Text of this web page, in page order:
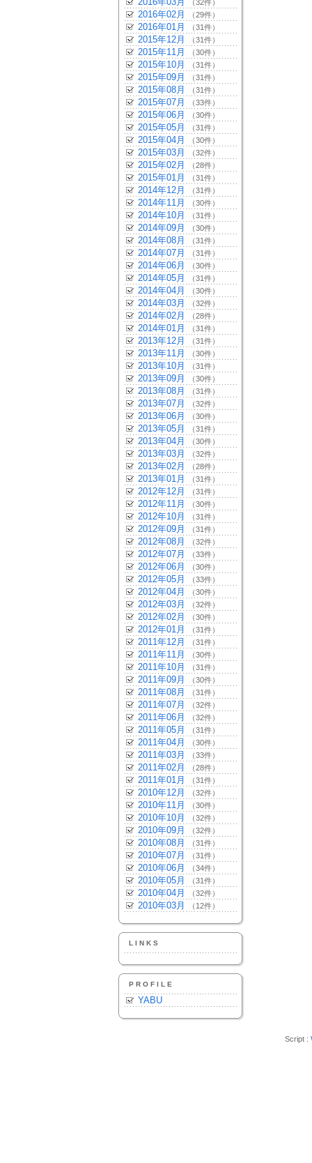
（32件）
2016年02月 （29件）
2016年01月 （31件）
2015年12月 （31件）
2015年11月 （30件）
2015年10月 （31件）
2015年09月 （31件）
2015年08月 （31件）
2015年07月 （33件）
2015年06月 （30件）
2015年05月 （31件）
2015年04月 （30件）
2015年03月 （32件）
2015年02月 （28件）
2015年01月 （31件）
2014年12月 （31件）
2014年11月 （30件）
2014年10月 （31件）
2014年09月 （30件）
2014年08月 （31件）
2014年07月 （31件）
2014年06月 （30件）
2014年05月 （31件）
2014年04月 （30件）
2014年03月 （32件）
2014年02月 （28件）
2014年01月 （31件）
2013年12月 （31件）
2013年11月 （30件）
2013年10月 （31件）
2013年09月 （30件）
2013年08月 （31件）
2013年07月 （32件）
2013年06月 （30件）
2013年05月 （31件）
2013年04月 （30件）
2013年03月 （32件）
2013年02月 （28件）
2013年01月 （31件）
2012年12月 （31件）
2012年11月 （30件）
2012年10月 （31件）
2012年09月 （31件）
2012年08月 （32件）
2012年07月 （33件）
2012年06月 （30件）
2012年05月 （33件）
2012年04月 （30件）
2012年03月 （32件）
2012年02月 （30件）
2012年01月 （31件）
2011年12月 （31件）
2011年11月 （30件）
2011年10月 （31件）
2011年09月 （30件）
2011年08月 （31件）
2011年07月 （32件）
2011年06月 （32件）
2011年05月 （31件）
2011年04月 （30件）
2011年03月 （33件）
2011年02月 （28件）
2011年01月 （31件）
2010年12月 （32件）
2010年11月 （30件）
2010年10月 （32件）
2010年09月 （32件）
2010年08月 （31件）
2010年07月 （31件）
2010年06月 （34件）
2010年05月 （31件）
2010年04月 （32件）
2010年03月 （12件）
LINKS
PROFILE
YABU
Script :